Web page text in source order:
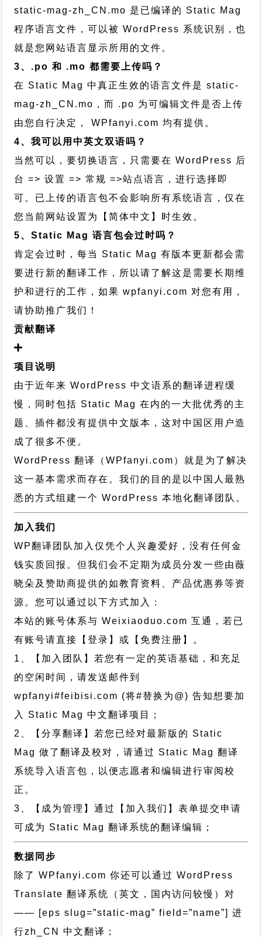
static-mag-zh_CN.mo 是已编译的 Static Mag
程序语言文件，可以被 WordPress 系统识别，也
就是您网站语言显示所用的文件。
3、.po 和 .mo 都需要上传吗？
在 Static Mag 中真正生效的语言文件是 static-
mag-zh_CN.mo，而 .po 为可编辑文件是否上传
由您自行决定， WPfanyi.com 均有提供。
4、我可以用中英文双语吗？
当然可以，要切换语言，只需要在 WordPress 后
台 => 设置 => 常规 =>站点语言，进行选择即
可。已上传的语言包不会影响所有系统语言，仅在
您当前网站设置为【简体中文】时生效。
5、Static Mag 语言包会过时吗？
肯定会过时，每当 Static Mag 有版本更新都会需
要进行新的翻译工作，所以请了解这是需要长期维
护和进行的工作，如果 wpfanyi.com 对您有用，
请协助推广我们！
贡献翻译
项目说明
由于近年来 WordPress 中文语系的翻译进程缓
慢，同时包括 Static Mag 在内的一大批优秀的主
题、插件都没有提供中文版本，这对中国区用户造
成了很多不便。
WordPress 翻译（WPfanyi.com） 就是为了解决
这一基本需求而存在。我们的目的是以中国人最熟
悉的方式组建一个 WordPress 本地化翻译团队。
加入我们
WP翻译团队加入仅凭个人兴趣爱好，没有任何金
钱实质回报。但我们会不定期为成员分发一些由薇
晓朵及赞助商提供的如教育资料、产品优惠券等资
源。您可以通过以下方式加入：
本站的账号体系与Weixiaoduo.com 互通，若已
有账号请直接【登录】或【免费注册】。
1、【加入团队】若您有一定的英语基础，和充足
的空闲时间，请发送邮件到
wpfanyi#feibisi.com (将#替换为@) 告知想要加
入 Static Mag 中文翻译项目；
2、【分享翻译】若您已经对最新版的 Static
Mag 做了翻译及校对，请通过 Static Mag 翻译
系统导入语言包，以便志愿者和编辑进行审阅校
正。
3、【成为管理】通过【加入我们】表单提交申请
可成为 Static Mag 翻译系统的翻译编辑；
数据同步
除了 WPfanyi.com 你还可以通过WordPress
Translate 翻译系统（英文，国内访问较慢）对
—— [eps slug=”static-mag” field=”name”]进
行zh_CN
中文翻译；